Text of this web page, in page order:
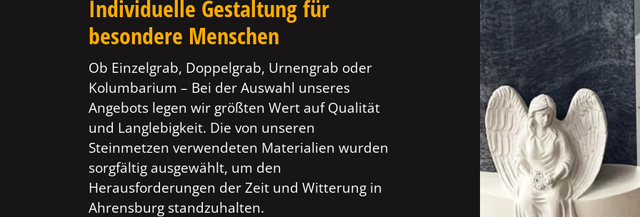
Individuelle Gestaltung für
besondere Menschen
Ob Einzelgrab, Doppelgrab, Urnengrab oder
Kolumbarium – Bei der Auswahl unseres
Angebots legen wir größten Wert auf Qualität
und Langlebigkeit. Die von unseren
Steinmetzen verwendeten Materialien wurden
sorgfältig ausgewählt, um den
Herausforderungen der Zeit und Witterung in
Ahrensburg standzuhalten.